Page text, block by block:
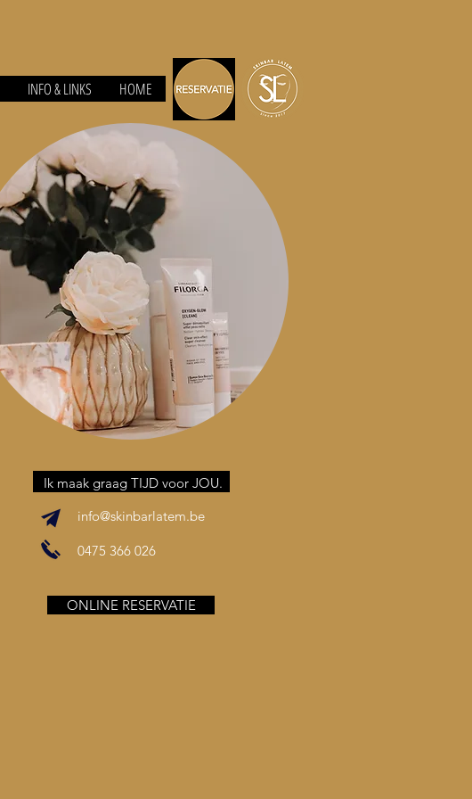
INFO & LINKS HOME
Ik maak graag TIJD voor JOU.
info@skinbarlatem.be
0475 366 026
ONLINE RESERVATIE